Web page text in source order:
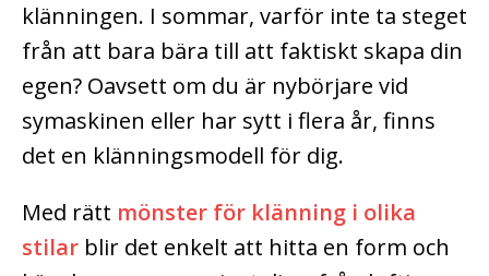
klänningen. I sommar, varför inte ta steget
från att bara bära till att faktiskt skapa din
egen? Oavsett om du är nybörjare vid
symaskinen eller har sytt i flera år, finns
det en klänningsmodell för dig.
Med rätt mönster för klänning i olika
stilar blir det enkelt att hitta en form och